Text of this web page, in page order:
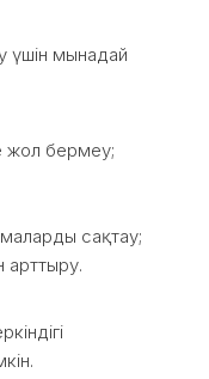
үшін мынадай
жол бермеу;
сақтау;
арттыру.